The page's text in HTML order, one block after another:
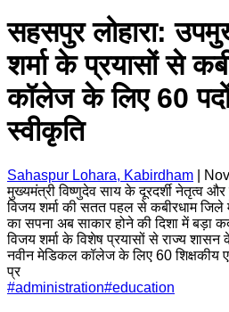
सहसपुर लोहारा:
शर्मा के प्रयासों से
कॉलेज के लिए 60 पदों
स्वीकृति
Sahaspur Lohara, Kabirdham
मुख्यमंत्री विष्णुदेव साय के दूरदर्शी नेतृत्व
विजय शर्मा की सतत पहल से कबीरधाम
का सपना अब साकार होने की दिशा में बड़ा
विजय शर्मा के विशेष प्रयासों से राज्य शासन के
नवीन मेडिकल कॉलेज के लिए 60 शिक्षकीय
प्र
#administration#education